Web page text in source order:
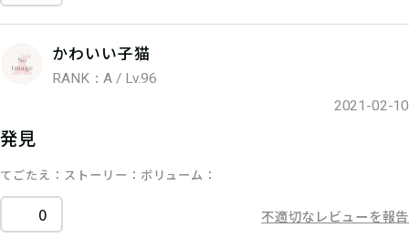
かわいい子猫
RANK：A / Lv.96
2021-02-10
発見
てごたえ ストーリー ボリューム
0 不適切なレビューを報告